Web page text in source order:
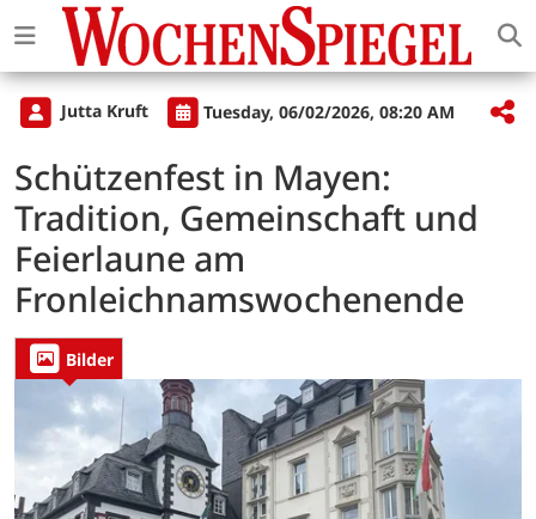
Jutta Kruft Tuesday, 06/02/2026, 08:20 AM
Schützenfest in Mayen:
Tradition, Gemeinschaft und
Feierlaune am
Fronleichnamswochenende
Bilder